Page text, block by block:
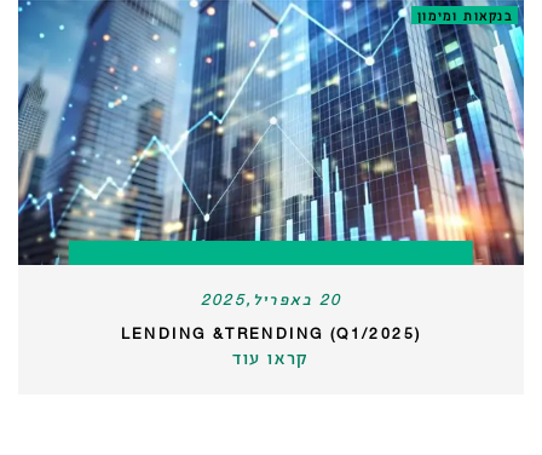
בנקאות ומימון
20 באפריל,2025
LENDING &TRENDING (Q1/2025)
קראו עוד